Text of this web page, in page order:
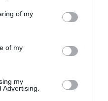
of my
of my
my
στην Αττική: Ποιους
επιβατηγά αεροπλάνα: Παρά
του Σίδνεϊ
εγκατάσταση της